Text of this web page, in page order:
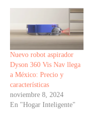
Nuevo robot aspirador
Dyson 360 Vis Nav llega
a México: Precio y
características
noviembre 8, 2024
En "Hogar Inteligente"